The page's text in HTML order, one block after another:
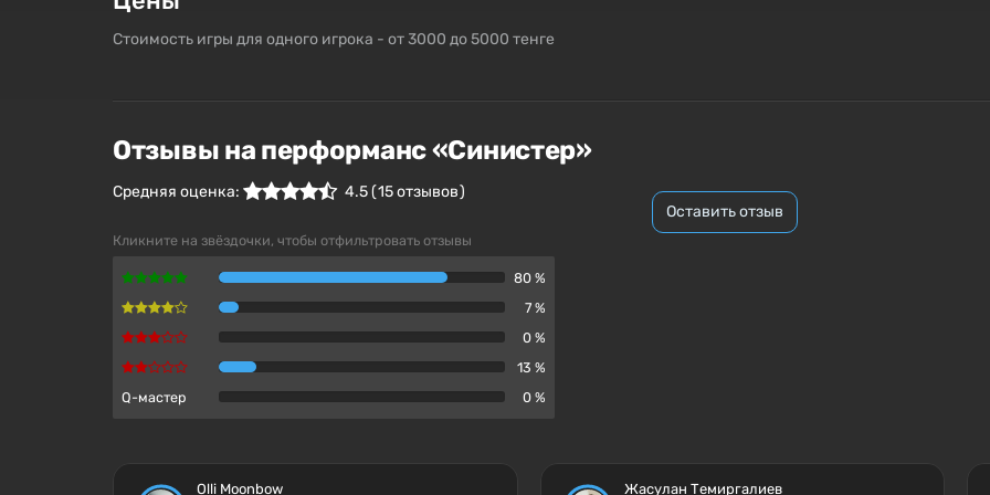
Стоимость игры для одного игрока - от 3000 до 5000 тенге
Отзывы на перформанс «Синистер»
Средняя оценка: 4.5(15отзывов )
Кликните на звёздочки, чтобы отфильтровать отзывы
80 %
7 %
0 %
13 %
Q-мастер
0 %
Оставить отзыв
Olli Moonbow Жасулан Темиргалиев